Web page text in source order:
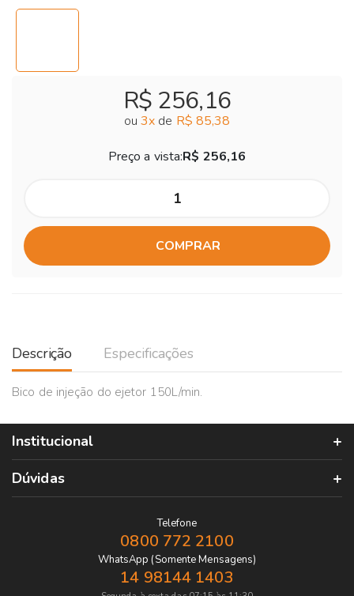
R$ 256,16
ou 3x de R$ 85,38
Preço a vista:R$ 256,16
COMPRAR
Descrição Especificações
Bico de injeção do ejetor 150L/min.
Institucional
Dúvidas
Telefone
0800 772 2100
WhatsApp (Somente Mensagens)
14 98144 1403